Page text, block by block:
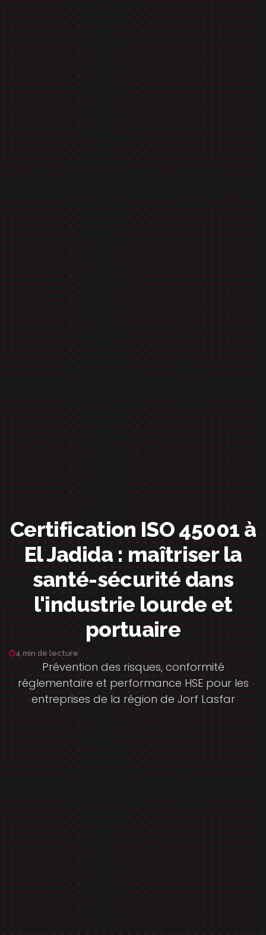
Certification ISO 45001 à
El Jadida : maîtriser la
santé-sécurité dans
l'industrie lourde et
portuaire
4 min de lecture
Prévention des risques, conformité
réglementaire et performance HSE pour les
entreprises de la région de Jorf Lasfar